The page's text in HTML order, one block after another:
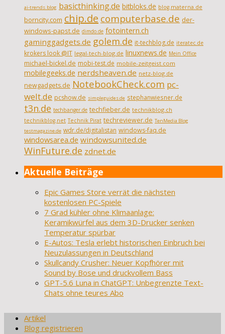
ai-trends.blog basicthinking.de bitbloks.de blog.materna.de
borncity.com chip.de computerbase.de der-
windows-papst.de dimdo.de fotointern.ch
gaminggadgets.de golem.de it-techblog.de iteratec.de
krokers look @IT legal-tech-blog.de linuxnews.de Mein Office
michael-bickel.de mobi-test.de mobile-zeitgeist.com
mobilegeeks.de nerdsheaven.de netz-blog.de
newgadgets.de NotebookCheck.com pc-
welt.de pcshow.de simpleguides.de stephanwiesner.de
t3n.de techbanger.de techfieber.de technikblog.ch
technikblog.net Technik Pirat techreviewer.de TenMedia Blog
testmagazine.de wdr.de/digitalistan windows-faq.de
windowsarea.de windowsunited.de
WinFuture.de zdnet.de
Aktuelle Beiträge
Epic Games Store verrät die nächsten
kostenlosen PC-Spiele
7 Grad kühler ohne Klimaanlage:
Keramikwürfel aus dem 3D-Drucker senken
Temperatur spürbar
E-Autos: Tesla erlebt historischen Einbruch bei
Neuzulassungen in Deutschland
Skullcandy Crusher: Neuer Kopfhörer mit
Sound by Bose und druckvollem Bass
GPT-5.6 Luna in ChatGPT: Unbegrenzte Text-
Chats ohne teures Abo
Artikel
Blog registrieren